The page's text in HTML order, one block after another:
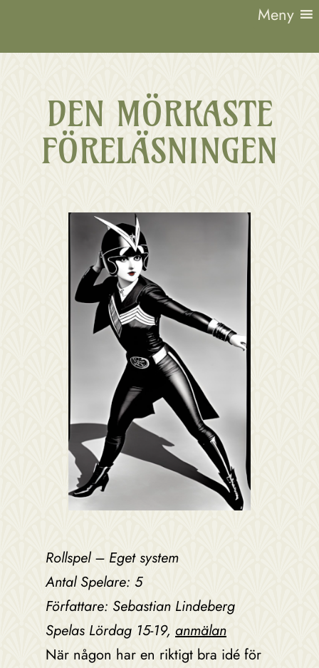
innehåll
Meny
DEN MÖRKASTE
FÖRELÄSNINGEN
Rollspel – Eget system
Antal Spelare: 5
Författare: Sebastian Lindeberg
Spelas Lördag 15-19, anmälan
När någon har en riktigt bra idé för